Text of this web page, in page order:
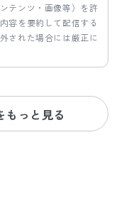
テンツ・画像等）を許
容を要約して配信する
された場合には厳正に
もっと見る